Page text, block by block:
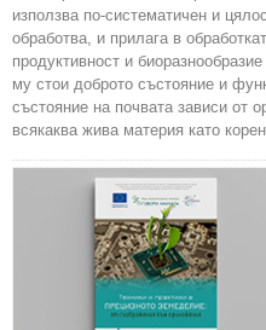
използва по-систематичен и
обработва, и прилага в
продуктивност и
му стои доброто състояние и
състояние на почвата зависи от
всякаква жива материя като